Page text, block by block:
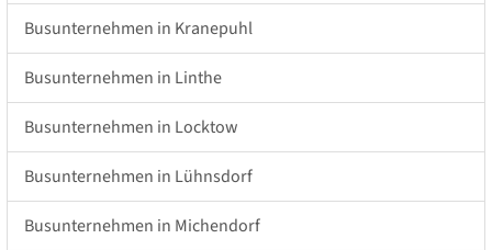
Busunternehmen in Kranepuhl
Busunternehmen in Linthe
Busunternehmen in Locktow
Busunternehmen in Lühnsdorf
Busunternehmen in Michendorf